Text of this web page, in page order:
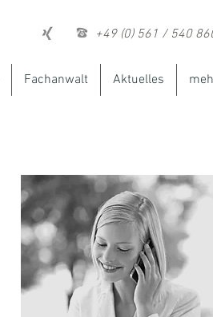
+49 (0) 561 / 540
Fachanwalt Aktuelles